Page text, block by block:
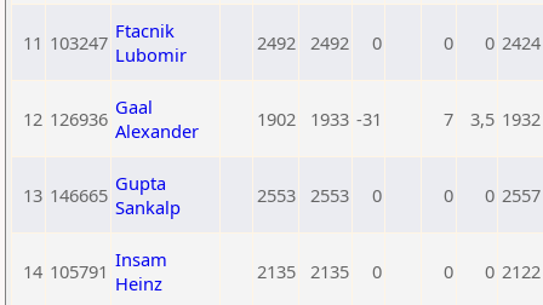
11 103247 Ftacnik
Lubomir
2492 2492 0 0 0 2424
12 126936 Gaal
Alexander
1902 1933 -31 7 3,5 1932
13 146665 Gupta
Sankalp
2553 2553 0 0 0 2557
14 105791 Insam
Heinz
2135 2135 0 0 0 2122